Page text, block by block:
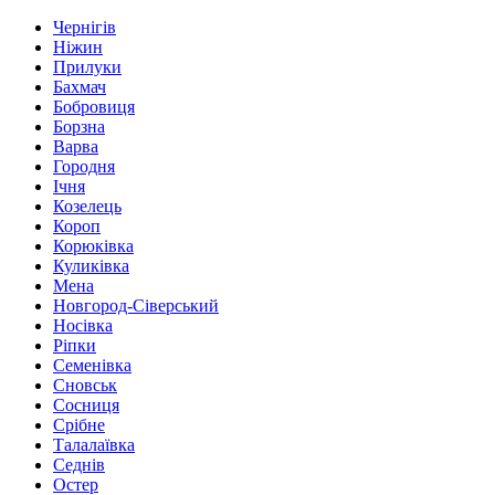
Чернігів
Ніжин
Прилуки
Бахмач
Бобровиця
Борзна
Варва
Городня
Ічня
Козелець
Короп
Корюківка
Куликівка
Мена
Новгород-Сіверський
Носівка
Ріпки
Семенівка
Сновськ
Сосниця
Срібне
Талалаївка
Седнів
Остер